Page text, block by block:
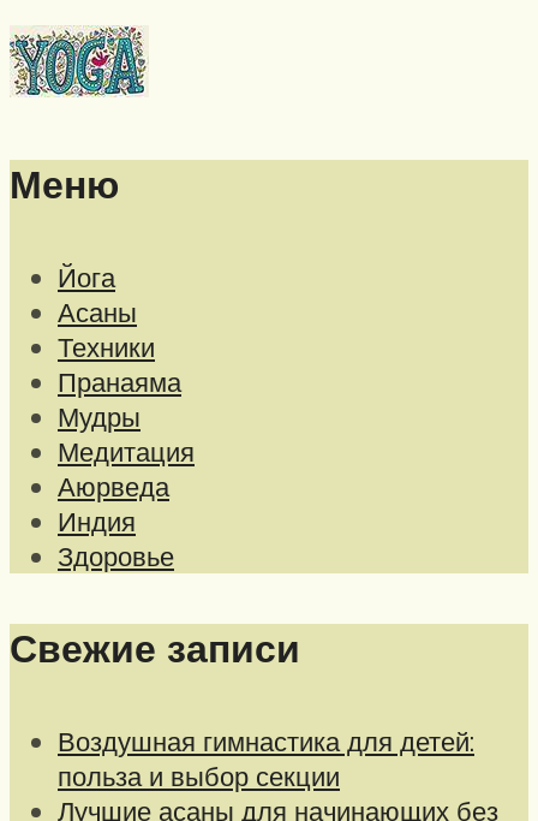
Меню
Йога
Асаны
Техники
Пранаяма
Мудры
Медитация
Аюрведа
Индия
Здоровье
Свежие записи
Воздушная гимнастика для детей:
польза и выбор секции
Лучшие асаны для начинающих без